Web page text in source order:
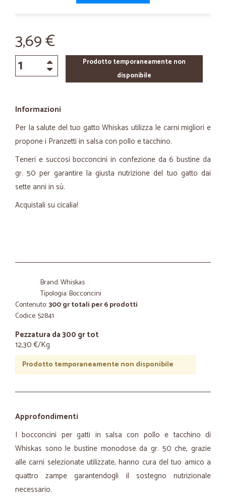
3,69 €
Prodotto temporaneamente non
disponibile
Informazioni
Per la salute del tuo gatto Whiskas utilizza le carni migliori e
propone i Pranzetti in salsa con pollo e tacchino.
Teneri e succosi bocconcini in confezione da 6 bustine da
gr. 50 per garantire la giusta nutrizione del tuo gatto dai
sette anni in sù.
Acquistali su cicalia!
Brand: Whiskas
Tipologia: Bocconcini
Contenuto:300 gr totali per 6 prodotti
Codice: 52841
Pezzatura da 300 gr tot
12,30 €/Kg
Prodotto temporaneamente non disponibile
Approfondimenti
I bocconcini per gatti in salsa con pollo e tacchino di
Whiskas sono le bustine monodose da gr. 50 che, grazie
alle carni selezionate utilizzate, hanno cura del tuo amico a
quattro zampe garantendogli il sostegno nutrizionale
necessario.